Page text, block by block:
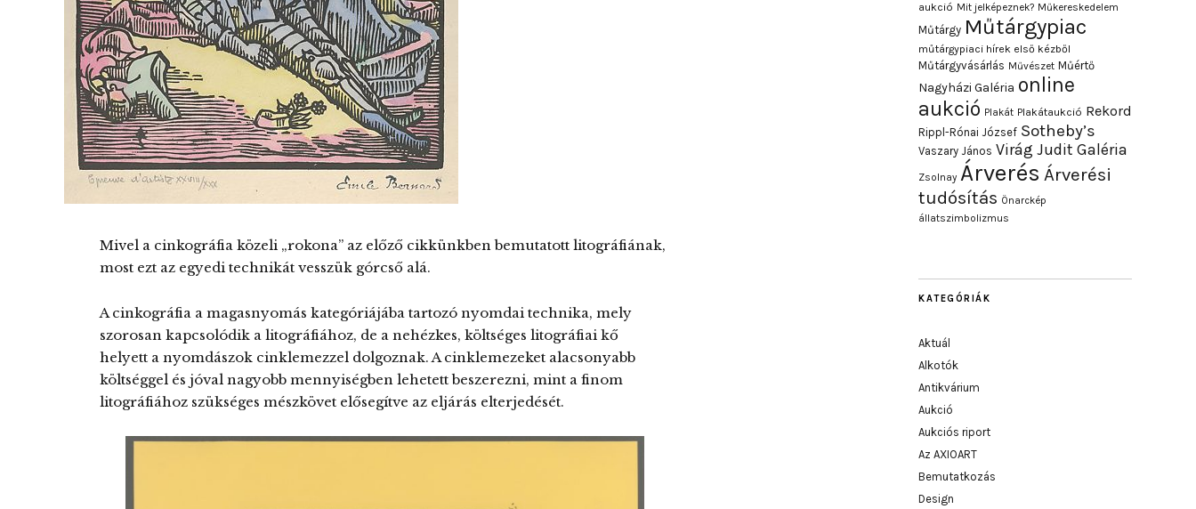
Mivel a cinkográfia közeli „rokona” az előző cikkünkben bemutatott litográfiának,
most ezt az egyedi technikát vesszük górcső alá.
A cinkográfia a magasnyomás kategóriájába tartozó nyomdai technika, mely
szorosan kapcsolódik a litográfiához, de a nehézkes, költséges litográfiai kő
helyett a nyomdászok cinklemezzel dolgoznak. A cinklemezeket alacsonyabb
költséggel és jóval nagyobb mennyiségben lehetett beszerezni, mint a finom
litográfiához szükséges mészkövet elősegítve az eljárás elterjedését.
aukció Mit jelképeznek? Műkereskedelem
Műtárgy Műtárgypiac
műtárgypiaci hírek első kézből
Műtárgyvásárlás Művészet Műértő
Nagyházi Galéria online
aukció Plakát Plakátaukció Rekord
Rippl-Rónai József Sotheby’s
Vaszary János Virág Judit Galéria
Zsolnay Árverés Árverési
tudósítás Önarckép
állatszimbolizmus
KATEGÓRIÁK
Aktuál
Alkotók
Antikvárium
Aukció
Aukciós riport
Az AXIOART
Bemutatkozás
Design